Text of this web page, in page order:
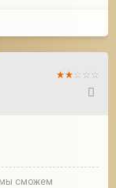
мы сможем